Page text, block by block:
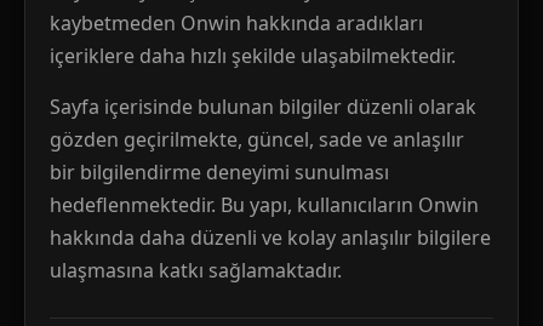
kaybetmeden Onwin hakkında aradıkları
içeriklere daha hızlı şekilde ulaşabilmektedir.
Sayfa içerisinde bulunan bilgiler düzenli olarak
gözden geçirilmekte, güncel, sade ve anlaşılır
bir bilgilendirme deneyimi sunulması
hedeflenmektedir. Bu yapı, kullanıcıların Onwin
hakkında daha düzenli ve kolay anlaşılır bilgilere
ulaşmasına katkı sağlamaktadır.